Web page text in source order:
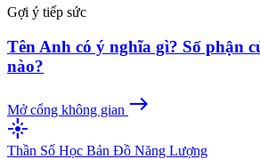
Gợi ý tiếp sức
Tên Anh có ý nghĩa gì? Số phận
nào?
Mở cổng không gian east
flare
Thần Số Học Bản Đồ Năng Lượng